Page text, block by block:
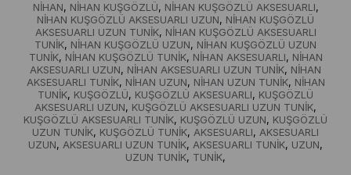
NİHAN, NİHAN KUŞGÖZLÜ, NİHAN KUŞGÖZLÜ AKSESUARLI,
NİHAN KUŞGÖZLÜ AKSESUARLI UZUN, NİHAN KUŞGÖZLÜ
AKSESUARLI UZUN TUNİK, NİHAN KUŞGÖZLÜ AKSESUARLI
TUNİK, NİHAN KUŞGÖZLÜ UZUN, NİHAN KUŞGÖZLÜ UZUN
TUNİK, NİHAN KUŞGÖZLÜ TUNİK, NİHAN AKSESUARLI, NİHAN
AKSESUARLI UZUN, NİHAN AKSESUARLI UZUN TUNİK, NİHAN
AKSESUARLI TUNİK, NİHAN UZUN, NİHAN UZUN TUNİK, NİHAN
TUNİK, KUŞGÖZLÜ, KUŞGÖZLÜ AKSESUARLI, KUŞGÖZLÜ
AKSESUARLI UZUN, KUŞGÖZLÜ AKSESUARLI UZUN TUNİK,
KUŞGÖZLÜ AKSESUARLI TUNİK, KUŞGÖZLÜ UZUN, KUŞGÖZLÜ
UZUN TUNİK, KUŞGÖZLÜ TUNİK, AKSESUARLI, AKSESUARLI
UZUN, AKSESUARLI UZUN TUNİK, AKSESUARLI TUNİK, UZUN,
UZUN TUNİK, TUNİK,